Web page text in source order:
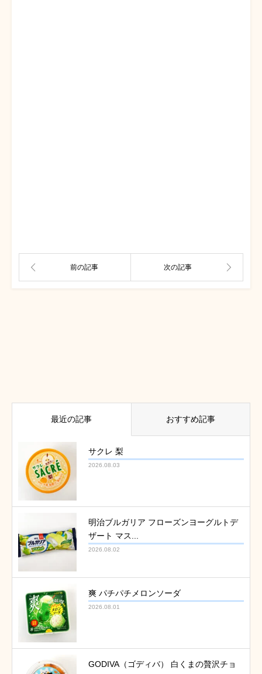
最近の記事 おすすめ記事
サクレ 梨
2026.08.03
明治ブルガリア フローズンヨーグルトデ
ザート マス...
2026.08.02
爽 パチパチメロンソーダ
2026.08.01
GODIVA（ゴディバ） 白くまの贅沢チョ